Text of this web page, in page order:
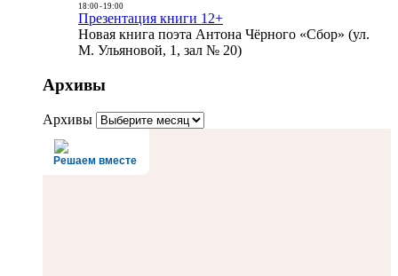
18:00- 19:00
Презентация книги 12+
Новая книга поэта Антона Чёрного «Сбор» (ул.
М. Ульяновой, 1, зал № 20)
Архивы
Архивы
Решаем вместе